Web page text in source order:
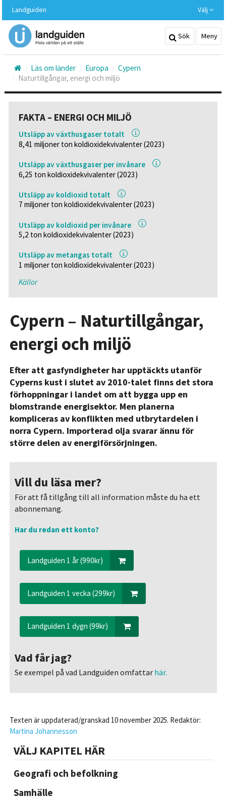
huvudinnehållet
Landguiden Välj
Sök Meny
Läs om länder Europa
Cypern
Naturtillgångar, energi och miljö
FAKTA – ENERGI OCH MILJÖ
Utsläpp av växthusgaser totalt
8,41 miljoner ton koldioxidekvivalenter (2023)
Utsläpp av växthusgaser per invånare
6,25 ton koldioxidekvivalenter (2023)
Utsläpp av koldioxid totalt
7 miljoner ton koldioxidekvivalenter (2023)
Utsläpp av koldioxid per invånare
5,2 ton koldioxidekvivalenter (2023)
Utsläpp av metangas totalt
1 miljoner ton koldioxidekvivalenter (2023)
Källor
Cypern – Naturtillgångar,
energi och miljö
Efter att gasfyndigheter har upptäckts utanför
Cyperns kust i slutet av 2010-talet finns det stora
förhoppningar i landet om att bygga upp en
blomstrande energisektor. Men planerna
kompliceras av konflikten med utbrytardelen i
norra Cypern. Importerad olja svarar ännu för
större delen av energiförsörjningen.
Vill du läsa mer?
För att få tillgång till all information måste du ha ett
abonnemang.
Har du redan ett konto?
Landguiden 1 år (990kr)
Landguiden 1 vecka (299kr)
Landguiden 1 dygn (99kr)
Vad får jag?
Se exempel på vad Landguiden omfattarhär.
Texten är uppdaterad/granskad 10 november 2025. Redaktör:
Martina Johannesson
VÄLJ KAPITEL HÄR
Geografi och befolkning
Samhälle